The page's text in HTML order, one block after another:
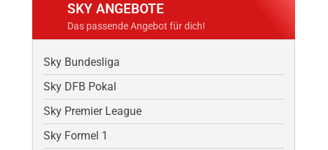
SKY ANGEBOTE
Das passende Angebot für dich!
Sky Bundesliga
Sky DFB Pokal
Sky Premier League
Sky Formel 1